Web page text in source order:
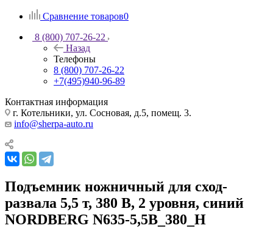
Сравнение товаров0
8 (800) 707-26-22
Назад
Телефоны
8 (800) 707-26-22
+7(495)940-96-89
Контактная информация
г. Котельники, ул. Сосновая, д.5, помещ. 3.
info@sherpa-auto.ru
Подъемник ножничный для сход-
развала 5,5 т, 380 В, 2 уровня, синий
NORDBERG N635-5,5B_380_H